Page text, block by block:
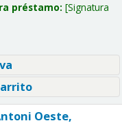
préstamo: Signatura
Oeste,